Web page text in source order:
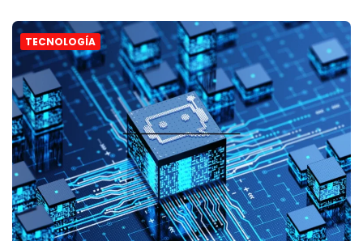
TECNOLOGÍA